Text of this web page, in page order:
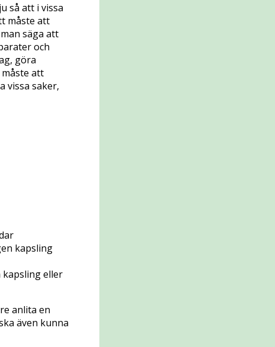
så att i vissa
måste att
säga att
och
göra
att
vissa saker,
kapsling
kapsling eller
anlita en
även kunna